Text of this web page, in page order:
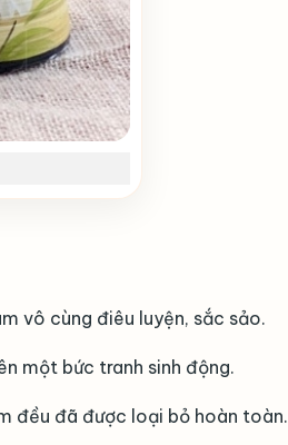
vô cùng điêu luyện, sắc sảo.
một bức tranh sinh động.
đều đã được loại bỏ hoàn toàn.